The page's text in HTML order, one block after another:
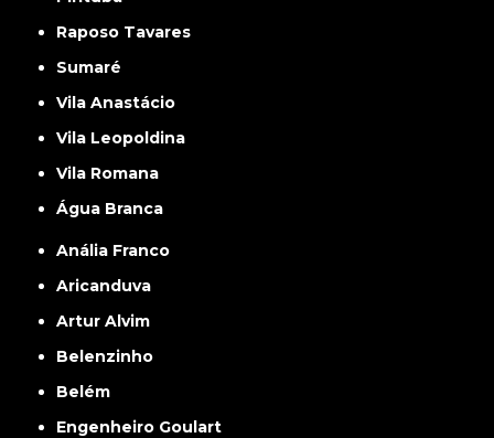
Raposo Tavares
Sumaré
Vila Anastácio
Vila Leopoldina
Vila Romana
Água Branca
Anália Franco
Aricanduva
Artur Alvim
Belenzinho
Belém
Engenheiro Goulart